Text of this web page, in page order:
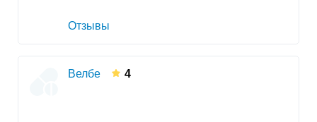
Отзывы
Велбе 4